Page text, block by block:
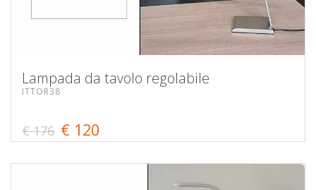
Lampada da tavolo regolabile
ITTOR38
€ 176 € 120